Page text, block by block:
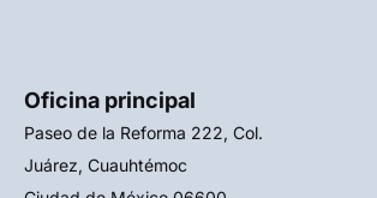
Oficina principal
Paseo de la Reforma 222, Col.
Juárez, Cuauhtémoc